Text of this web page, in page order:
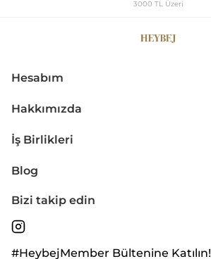
3000 TL Üzeri
Hesabım
Hakkımızda
İş Birlikleri
Blog
Bizi takip edin
#HeybejMember Bültenine Katılın!